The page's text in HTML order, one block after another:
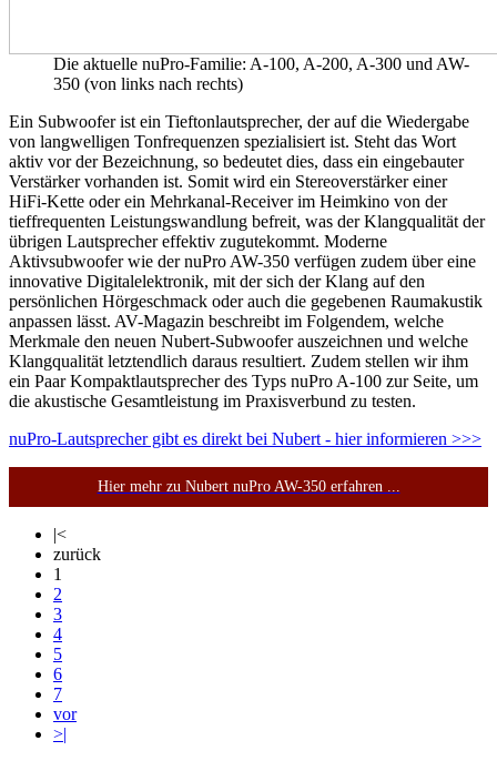
Die aktuelle nuPro-Familie: A-100, A-200, A-300 und AW-
350 (von links nach rechts)
Ein Subwoofer ist ein Tieftonlautsprecher, der auf die Wiedergabe
von langwelligen Tonfrequenzen spezialisiert ist. Steht das Wort
aktiv vor der Bezeichnung, so bedeutet dies, dass ein eingebauter
Verstärker vorhanden ist. Somit wird ein Stereoverstärker einer
HiFi-Kette oder ein Mehrkanal-Receiver im Heimkino von der
tieffrequenten Leistungswandlung befreit, was der Klangqualität der
übrigen Lautsprecher effektiv zugutekommt. Moderne
Aktivsubwoofer wie der nuPro AW-350 verfügen zudem über eine
innovative Digitalelektronik, mit der sich der Klang auf den
persönlichen Hörgeschmack oder auch die gegebenen Raumakustik
anpassen lässt. AV-Magazin beschreibt im Folgendem, welche
Merkmale den neuen Nubert-Subwoofer auszeichnen und welche
Klangqualität letztendlich daraus resultiert. Zudem stellen wir ihm
ein Paar Kompaktlautsprecher des Typs nuPro A-100 zur Seite, um
die akustische Gesamtleistung im Praxisverbund zu testen.
nuPro-Lautsprecher gibt es direkt bei Nubert - hier informieren >>>
Hier mehr zu Nubert nuPro AW-350 erfahren ...
|<
zurück
1
2
3
4
5
6
7
vor
>|